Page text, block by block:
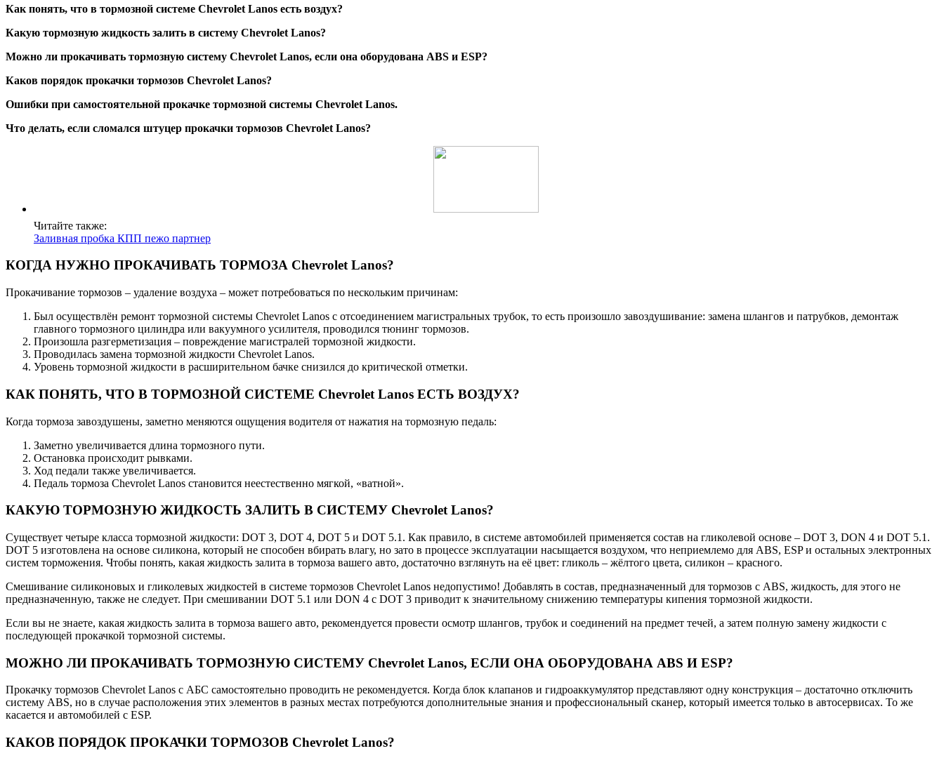
Как понять, что в тормозной системе Chevrolet Lanos есть воздух?
Какую тормозную жидкость залить в систему Chevrolet Lanos?
Можно ли прокачивать тормозную систему Chevrolet Lanos, если она оборудована ABS и ESP?
Каков порядок прокачки тормозов Chevrolet Lanos?
Ошибки при самостоятельной прокачке тормозной системы Chevrolet Lanos.
Что делать, если сломался штуцер прокачки тормозов Chevrolet Lanos?
Читайте также:
Заливная пробка КПП пежо партнер
КОГДА НУЖНО ПРОКАЧИВАТЬ ТОРМОЗА Chevrolet Lanos?
Прокачивание тормозов – удаление воздуха – может потребоваться по нескольким причинам:
Был осуществлён ремонт тормозной системы Chevrolet Lanos с отсоединением магистральных трубок, то есть произошло завоздушивание: замена шлангов и патрубков, демонтаж
главного тормозного цилиндра или вакуумного усилителя, проводился тюнинг тормозов.
Произошла разгерметизация – повреждение магистралей тормозной жидкости.
Проводилась замена тормозной жидкости Chevrolet Lanos.
Уровень тормозной жидкости в расширительном бачке снизился до критической отметки.
КАК ПОНЯТЬ, ЧТО В ТОРМОЗНОЙ СИСТЕМЕ Chevrolet Lanos ЕСТЬ ВОЗДУХ?
Когда тормоза завоздушены, заметно меняются ощущения водителя от нажатия на тормозную педаль:
Заметно увеличивается длина тормозного пути.
Остановка происходит рывками.
Ход педали также увеличивается.
Педаль тормоза Chevrolet Lanos становится неестественно мягкой, «ватной».
КАКУЮ ТОРМОЗНУЮ ЖИДКОСТЬ ЗАЛИТЬ В СИСТЕМУ Chevrolet Lanos?
Существует четыре класса тормозной жидкости: DOT 3, DOT 4, DOT 5 и DOT 5.1. Как правило, в системе автомобилей применяется состав на гликолевой основе – DOT 3, DON 4 и DOT 5.1.
DOT 5 изготовлена на основе силикона, который не способен вбирать влагу, но зато в процессе эксплуатации насыщается воздухом, что неприемлемо для ABS, ESP и остальных электронных
систем торможения. Чтобы понять, какая жидкость залита в тормоза вашего авто, достаточно взглянуть на её цвет: гликоль – жёлтого цвета, силикон – красного.
Смешивание силиконовых и гликолевых жидкостей в системе тормозов Chevrolet Lanos недопустимо! Добавлять в состав, предназначенный для тормозов с ABS, жидкость, для этого не
предназначенную, также не следует. При смешивании DOT 5.1 или DON 4 с DOT 3 приводит к значительному снижению температуры кипения тормозной жидкости.
Если вы не знаете, какая жидкость залита в тормоза вашего авто, рекомендуется провести осмотр шлангов, трубок и соединений на предмет течей, а затем полную замену жидкости с
последующей прокачкой тормозной системы.
МОЖНО ЛИ ПРОКАЧИВАТЬ ТОРМОЗНУЮ СИСТЕМУ Chevrolet Lanos, ЕСЛИ ОНА ОБОРУДОВАНА ABS И ESP?
Прокачку тормозов Chevrolet Lanos с АБС самостоятельно проводить не рекомендуется. Когда блок клапанов и гидроаккумулятор представляют одну конструкция – достаточно отключить
систему ABS, но в случае расположения этих элементов в разных местах потребуются дополнительные знания и профессиональный сканер, который имеется только в автосервисах. То же
касается и автомобилей с ESP.
КАКОВ ПОРЯДОК ПРОКАЧКИ ТОРМОЗОВ Chevrolet Lanos?